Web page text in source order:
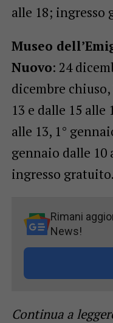
alle 18; ingresso
Museo
Nuovo: 24
dicembre
13 e dalle 15 alle
alle 13, 1°
gennaio dalle 10
ingresso gratuito.
Rimani
News!
Continua a